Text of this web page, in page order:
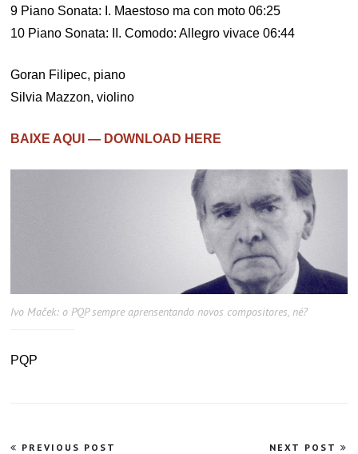
9 Piano Sonata: I. Maestoso ma con moto 06:25
10 Piano Sonata: II. Comodo: Allegro vivace 06:44
Goran Filipec, piano
Silvia Mazzon, violino
BAIXE AQUI — DOWNLOAD HERE
Ivo Maček: o PQP sempre aprensentando novos compositores, né?
PQP
Navegação
PREVIOUS POST NEXT POST